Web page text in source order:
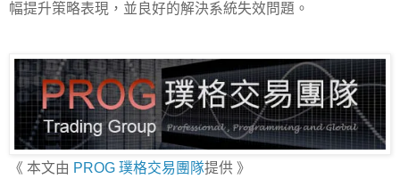
幅提升策略表現，並良好的解決系統失效問題。
《 本文由 PROG 璞格交易團隊提供 》